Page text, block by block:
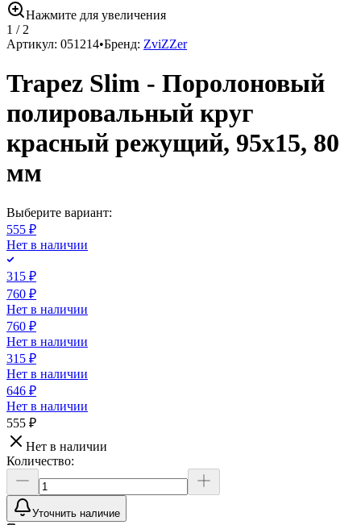
Нажмите для увеличения
1 / 2
Артикул: 051214•Бренд: ZviZZer
Trapez Slim - Поролоновый
полировальный круг
красный режущий, 95х15, 80
мм
Выберите вариант:
555 ₽
Нет в наличии
315 ₽
760 ₽
Нет в наличии
760 ₽
Нет в наличии
315 ₽
Нет в наличии
646 ₽
Нет в наличии
555 ₽
Нет в наличии
Количество:
Уточнить наличие